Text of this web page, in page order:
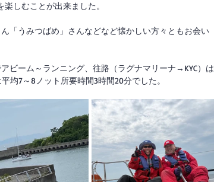
しむことが出来ました。
「うみつばめ」さんなどなど懐かしい方々ともお会い
ビーム～ランニング、往路（ラグナマリーナ→KYC）は
均7～8ノット所要時間3時間20分でした。